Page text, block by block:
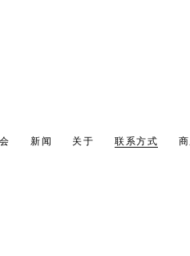
新闻 关于 联系方式